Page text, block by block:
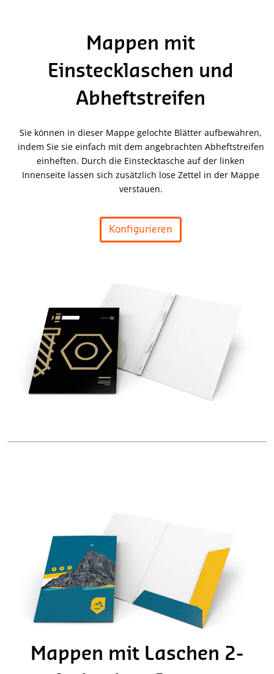
Mappen mit
Einstecklaschen und
Abheftstreifen
Sie können in dieser Mappe gelochte Blätter aufbewahren,
indem Sie sie einfach mit dem angebrachten Abheftstreifen
einheften. Durch die Einstecktasche auf der linken
Innenseite lassen sich zusätzlich lose Zettel in der Mappe
verstauen.
Konfigurieren
Mappen mit Laschen 2-